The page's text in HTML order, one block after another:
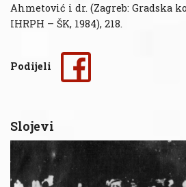
Ahmetović i dr. (Zagreb: Gradska
IHRPH – ŠK, 1984), 218.
Podijeli
Slojevi